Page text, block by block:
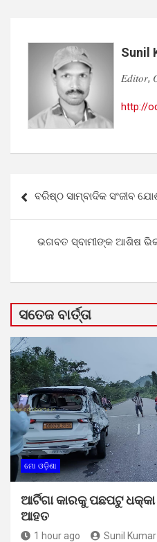
Sunil
𝐸𝑑𝑖𝑡𝑜𝑟,
http://
navigation
ବରିଷ୍ଠ ସାମ୍ବାଦିକ ସଂଜୀବ
ଭଗବତ ସ୍ବାମୀଙ୍କ ଆଶିଷ
ସତେଜ ବାର୍ତ୍ତା
ମୋ ଓଡ଼ିଶା
ଆର୍ଟିଗା କାରକୁ ପଛପଟୁ ଧକ୍କା
ଆହତ
1 hour ago Sunil